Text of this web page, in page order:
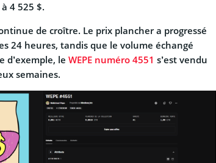
4 525 $.
de croître. Le prix plancher a progressé
24 heures, tandis que le volume échangé
d’exemple, le WEPE numéro 4551 s’est vendu
semaines.